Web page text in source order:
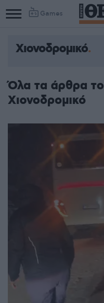
Games
Χιονοδρομικό
Όλα τα άρθρα
Χιονοδρομικό